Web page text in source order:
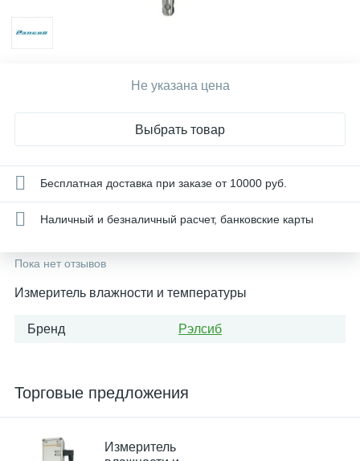
Не указана цена
Выбрать товар
Бесплатная доставка при заказе от 10000 руб.
Наличный и безналичный расчет, банковские карты
Пока нет отзывов
Измеритель влажности и температуры
Бренд Рэлсиб
Торговые предложения
Измеритель